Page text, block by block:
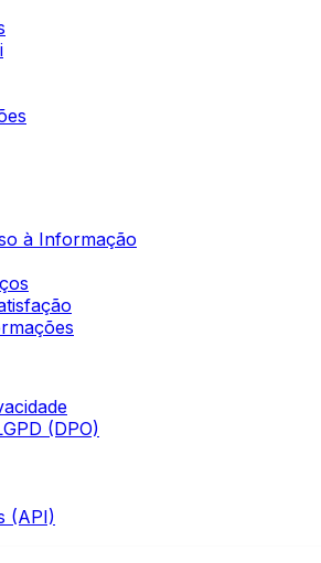
à Informação
(DPO)
(API)